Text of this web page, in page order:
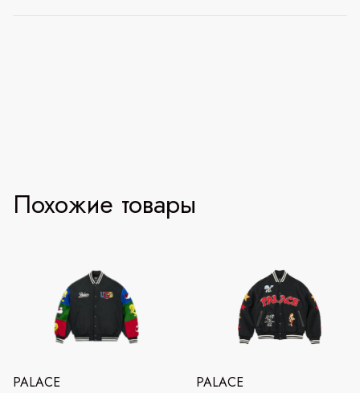
Похожие товары
PALACE PALACE